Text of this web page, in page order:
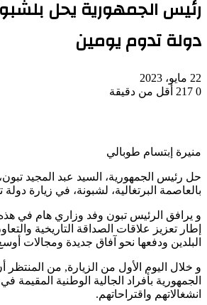
رئيس الجمهورية يحل
دولة تدوم يومين
22 مايو، 2023
0
أقل من دقيقة
منيرة إبتسام طوبالي
حل رئيس الجمهورية، السيد عبد المجيد تبون،
بالعاصمة البرتغالية، لشبونة، في زيارة
و يرافق الرئيس تبون وفد وزاري هام في هذه
إطار تعزيز علاقات الصداقة التاريخية
البلدين ودفعها نحو آفاق جديدة ومجالات
و خلال اليوم الأول من الزيارة, من المنتظر
الجمهورية بأفراد الجالية الوطنية المقيمة
انشغالاتهم واقتراحاتهم.